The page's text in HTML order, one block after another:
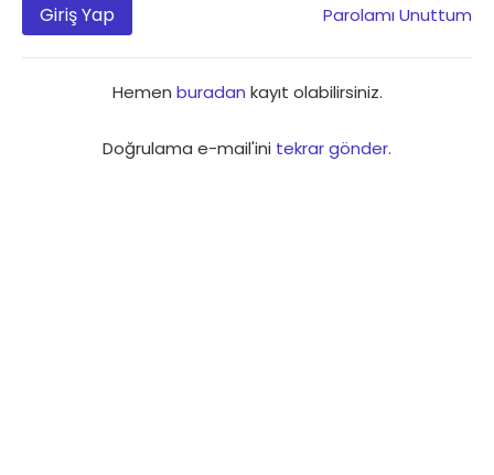
Giriş Yap Parolamı Unuttum
Hemen buradan kayıt olabilirsiniz.
Doğrulama e-mail'ini tekrar gönder.